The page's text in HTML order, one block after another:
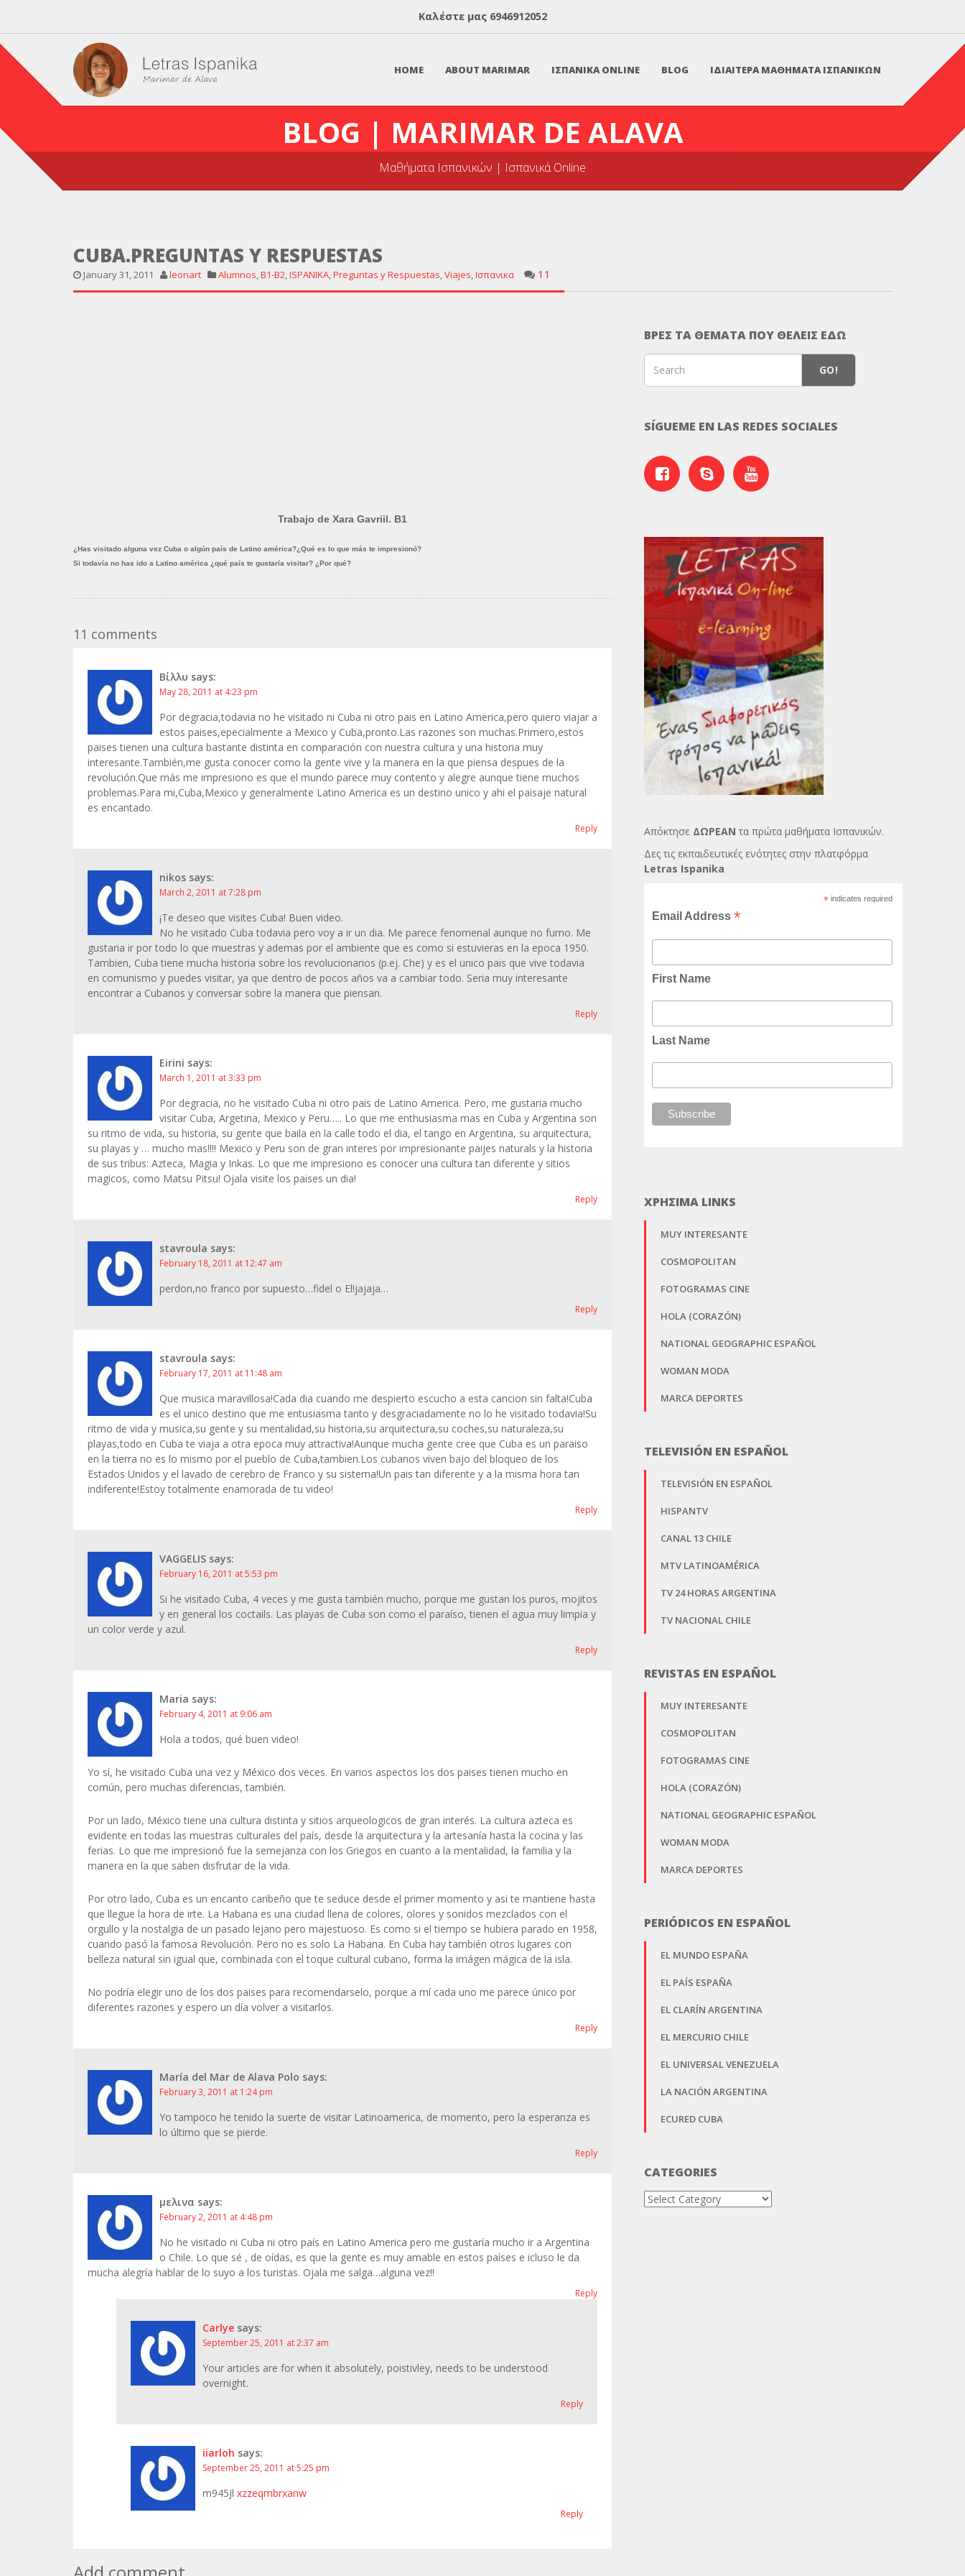
Καλέστε μας 6946912052
HOME ABOUT MARIMAR ΙΣΠΑΝΙΚΑ ONLINE BLOG ΙΔΙΑΙΤΕΡΑ ΜΑΘΗΜΑΤΑ ΙΣΠΑΝΙΚΩΝ
BLOG | MARIMAR DE ALAVA
Μαθήματα Ισπανικών | Ισπανικά Online
CUBA.PREGUNTAS Y RESPUESTAS
January 31, 2011 leonart Alumnos,B1-B2,ISPANIKA,Preguntas y Respuestas,Viajes,Ισπανικα 11
Trabajo de Xara Gavriil. B1
¿Has visitado alguna vez Cuba o algún país de Latino américa?¿Qué es lo que más te impresionó?
Si todavía no has ido a Latino américa ¿qué país te gustaría visitar? ¿Por qué?
11 comments
Βίλλυ says:
May 28, 2011 at 4:23 pm
Por degracia,todavia no he visitado ni Cuba ni otro pais en Latino America,pero quiero viajar a
estos paises,epecialmente a Mexico y Cuba,pronto.Las razones son muchas.Primero,estos
paises tienen una cultura bastante distinta en comparación con nuestra cultura y una historia muy
interesante.También,me gusta conocer como la gente vive y la manera en la que piensa despues de la
revolución.Que más me impresiono es que el mundo parece muy contento y alegre aunque tiene muchos
problemas.Para mi,Cuba,Mexico y generalmente Latino America es un destino unico y ahi el paisaje natural
es encantado.
Reply
nikos says:
March 2, 2011 at 7:28 pm
¡Te deseo que visites Cuba! Buen video.
No he visitado Cuba todavia pero voy a ir un dia. Me parece fenomenal aunque no fumo. Me
gustaria ir por todo lo que muestras y ademas por el ambiente que es como si estuvieras en la epoca 1950.
Tambien, Cuba tiene mucha historia sobre los revolucionarios (p.ej. Che) y es el unico pais que vive todavia
en comunismo y puedes visitar, ya que dentro de pocos años va a cambiar todo. Seria muy interesante
encontrar a Cubanos y conversar sobre la manera que piensan.
Reply
Eirini says:
March 1, 2011 at 3:33 pm
Por degracia, no he visitado Cuba ni otro pais de Latino America. Pero, me gustaria mucho
visitar Cuba, Argetina, Mexico y Peru….. Lo que me enthusiasma mas en Cuba y Argentina son
su ritmo de vida, su historia, su gente que baila en la calle todo el dia, el tango en Argentina, su arquitectura,
su playas y … mucho mas!!!! Mexico y Peru son de gran interes por impresionante paijes naturals y la historia
de sus tribus: Azteca, Magia y Inkas. Lo que me impresiono es conocer una cultura tan diferente y sitios
magicos, como Matsu Pitsu! Ojala visite los paises un dia!
Reply
stavroula says:
February 18, 2011 at 12:47 am
perdon,no franco por supuesto…fidel o El!jajaja…
Reply
stavroula says:
February 17, 2011 at 11:48 am
Que musica maravillosa!Cada dia cuando me despierto escucho a esta cancion sin falta!Cuba
es el unico destino que me entusiasma tanto y desgraciadamente no lo he visitado todavia!Su
ritmo de vida y musica,su gente y su mentalidad,su historia,su arquitectura,su coches,su naturaleza,su
playas,todo en Cuba te viaja a otra epoca muy attractiva!Aunque mucha gente cree que Cuba es un paraiso
en la tierra no es lo mismo por el pueblo de Cuba,tambien.Los cubanos viven bajo del bloqueo de los
Estados Unidos y el lavado de cerebro de Franco y su sistema!Un pais tan diferente y a la misma hora tan
indiferente!Estoy totalmente enamorada de tu video!
Reply
VAGGELIS says:
February 16, 2011 at 5:53 pm
Si he visitado Cuba, 4 veces y me gusta también mucho, porque me gustan los puros, mojitos
y en general los coctails. Las playas de Cuba son como el paraíso, tienen el agua muy limpia y
un color verde y azul.
Reply
Maria says:
February 4, 2011 at 9:06 am
Hola a todos, qué buen video!
Yo sí, he visitado Cuba una vez y México dos veces. En varios aspectos los dos paises tienen mucho en
común, pero muchas diferencias, también.
Por un lado, México tiene una cultura distinta y sitios arqueologicos de gran interés. La cultura azteca es
evidente en todas las muestras culturales del país, desde la arquitectura y la artesanía hasta la cocina y las
ferias. Lo que me impresionó fue la semejanza con los Griegos en cuanto a la mentalidad, la familia y la
manera en la que saben disfrutar de la vida.
Por otro lado, Cuba es un encanto caribeño que te seduce desde el primer momento y asi te mantiene hasta
que llegue la hora de irte. La Habana es una ciudad llena de colores, olores y sonidos mezclados con el
orgullo y la nostalgia de un pasado lejano pero majestuoso. Es como si el tiempo se hubiera parado en 1958,
cuando pasó la famosa Revolución. Pero no es solo La Habana. En Cuba hay también otros lugares con
belleza natural sin igual que, combinada con el toque cultural cubano, forma la imágen mágica de la isla.
No podría elegir uno de los dos paises para recomendarselo, porque a mí cada uno me parece único por
diferentes razones y espero un día volver a visitarlos.
Reply
Μaría del Mar de Alava Polo says:
February 3, 2011 at 1:24 pm
Yo tampoco he tenido la suerte de visitar Latinoamerica, de momento, pero la esperanza es
lo último que se pierde.
Reply
μελινα says:
February 2, 2011 at 4:48 pm
No he visitado ni Cuba ni otro país en Latino America pero me gustaría mucho ir a Argentina
o Chile. Lo que sé , de oídas, es que la gente es muy amable en estos países e icluso le da
mucha alegría hablar de lo suyo a los turistas. Ojala me salga…alguna vez!!
Reply
Carlye says:
September 25, 2011 at 2:37 am
Your articles are for when it absolutely, poistivley, needs to be understood
overnight.
Reply
iiarloh says:
September 25, 2011 at 5:25 pm
m945Jl xzzeqmbrxanw
Reply
ΒΡΕΣ ΤΑ ΘΕΜΑΤΑ ΠΟΥ ΘΕΛΕΙΣ ΕΔΩ
GO!
SÍGUEME EN LAS REDES SOCIALES
Απόκτησε ΔΩΡΕΑΝ τα πρώτα μαθήματα Ισπανικών.
Δες τις εκπαιδευτικές ενότητες στην πλατφόρμα
Letras Ispanika
* indicates required
Email Address *
First Name
Last Name
ΧΡΗΣΙΜΑ LINKS
MUY INTERESANTE
COSMOPOLITAN
FOTOGRAMAS CINE
HOLA (CORAZÓN)
NATIONAL GEOGRAPHIC ESPAÑOL
WOMAN MODA
MARCA DEPORTES
TELEVISIÓN EN ESPAÑOL
TELEVISIÓN EN ESPAÑOL
HISPANTV
CANAL 13 CHILE
MTV LATINOAMÉRICA
TV 24 HORAS ARGENTINA
TV NACIONAL CHILE
REVISTAS EN ESPAÑOL
MUY INTERESANTE
COSMOPOLITAN
FOTOGRAMAS CINE
HOLA (CORAZÓN)
NATIONAL GEOGRAPHIC ESPAÑOL
WOMAN MODA
MARCA DEPORTES
PERIÓDICOS EN ESPAÑOL
EL MUNDO ESPAÑA
EL PAÍS ESPAÑA
EL CLARÍN ARGENTINA
EL MERCURIO CHILE
EL UNIVERSAL VENEZUELA
LA NACIÓN ARGENTINA
ECURED CUBA
CATEGORIES
Categories